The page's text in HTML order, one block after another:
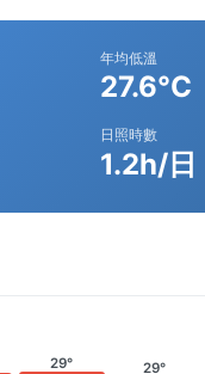
年均低溫
27.6°C
日照時數
1.2h/日
29° 29°